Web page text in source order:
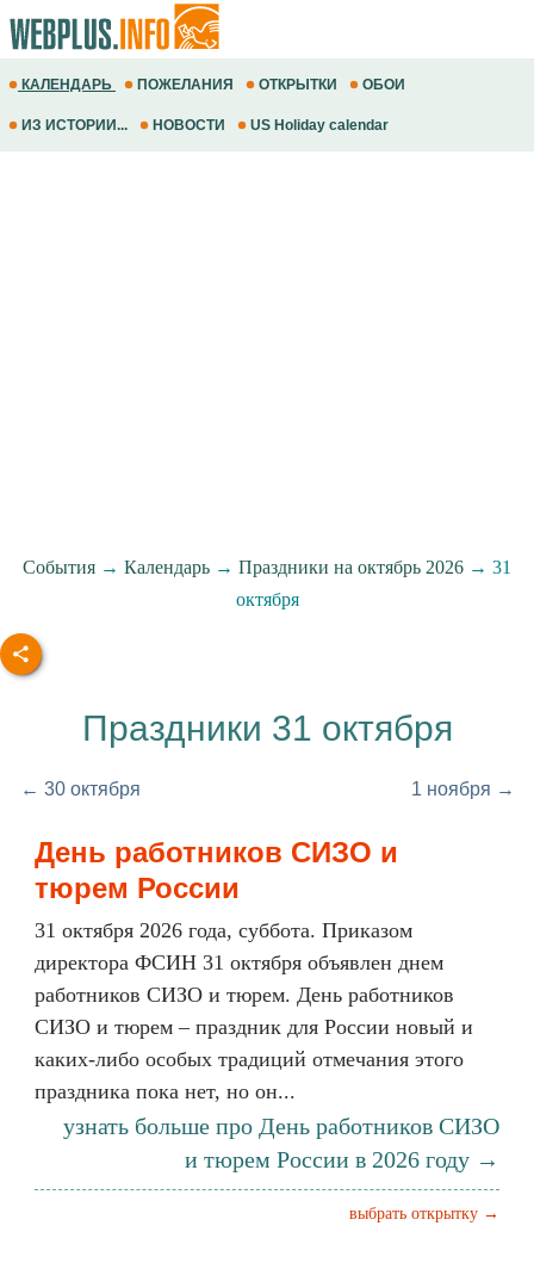
КАЛЕНДАРЬ ПОЖЕЛАНИЯ ОТКРЫТКИ ОБОИ
ИЗ ИСТОРИИ... НОВОСТИ US Holiday calendar
События → Календарь → Праздники на октябрь 2026 → 31
октября
Праздники 31 октября
← 30 октября 1 ноября →
День работников СИЗО и
тюрем России
31 октября 2026 года, суббота. Приказом
директора ФСИН 31 октября объявлен днем
работников СИЗО и тюрем. День работников
СИЗО и тюрем – праздник для России новый и
каких-либо особых традиций отмечания этого
праздника пока нет, но он...
узнать больше про День работников СИЗО
и тюрем России в 2026 году →
выбрать открытку →